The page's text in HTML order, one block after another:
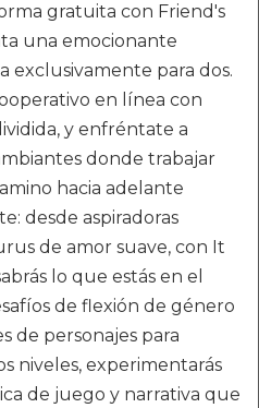
gratuita con Friend's
una emocionante
exclusivamente para dos.
en línea con
y enfréntate a
donde trabajar
hacia adelante
desde aspiradoras
de amor suave, con It
lo que estás en el
de flexión de género
de personajes para
niveles, experimentarás
de juego y narrativa que